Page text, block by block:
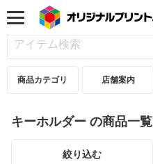
商品カテゴリ 店舗案内
キーホルダー の商品一覧
絞り込む